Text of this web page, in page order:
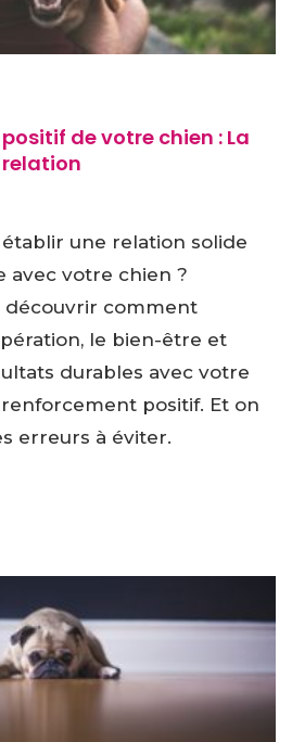
de votre chien : La
relation
établir une relation solide
avec votre chien ?
découvrir comment
le bien-être et
durables avec votre
positif. Et on
erreurs à éviter.